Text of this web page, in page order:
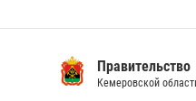
Правительство
Кемеровской